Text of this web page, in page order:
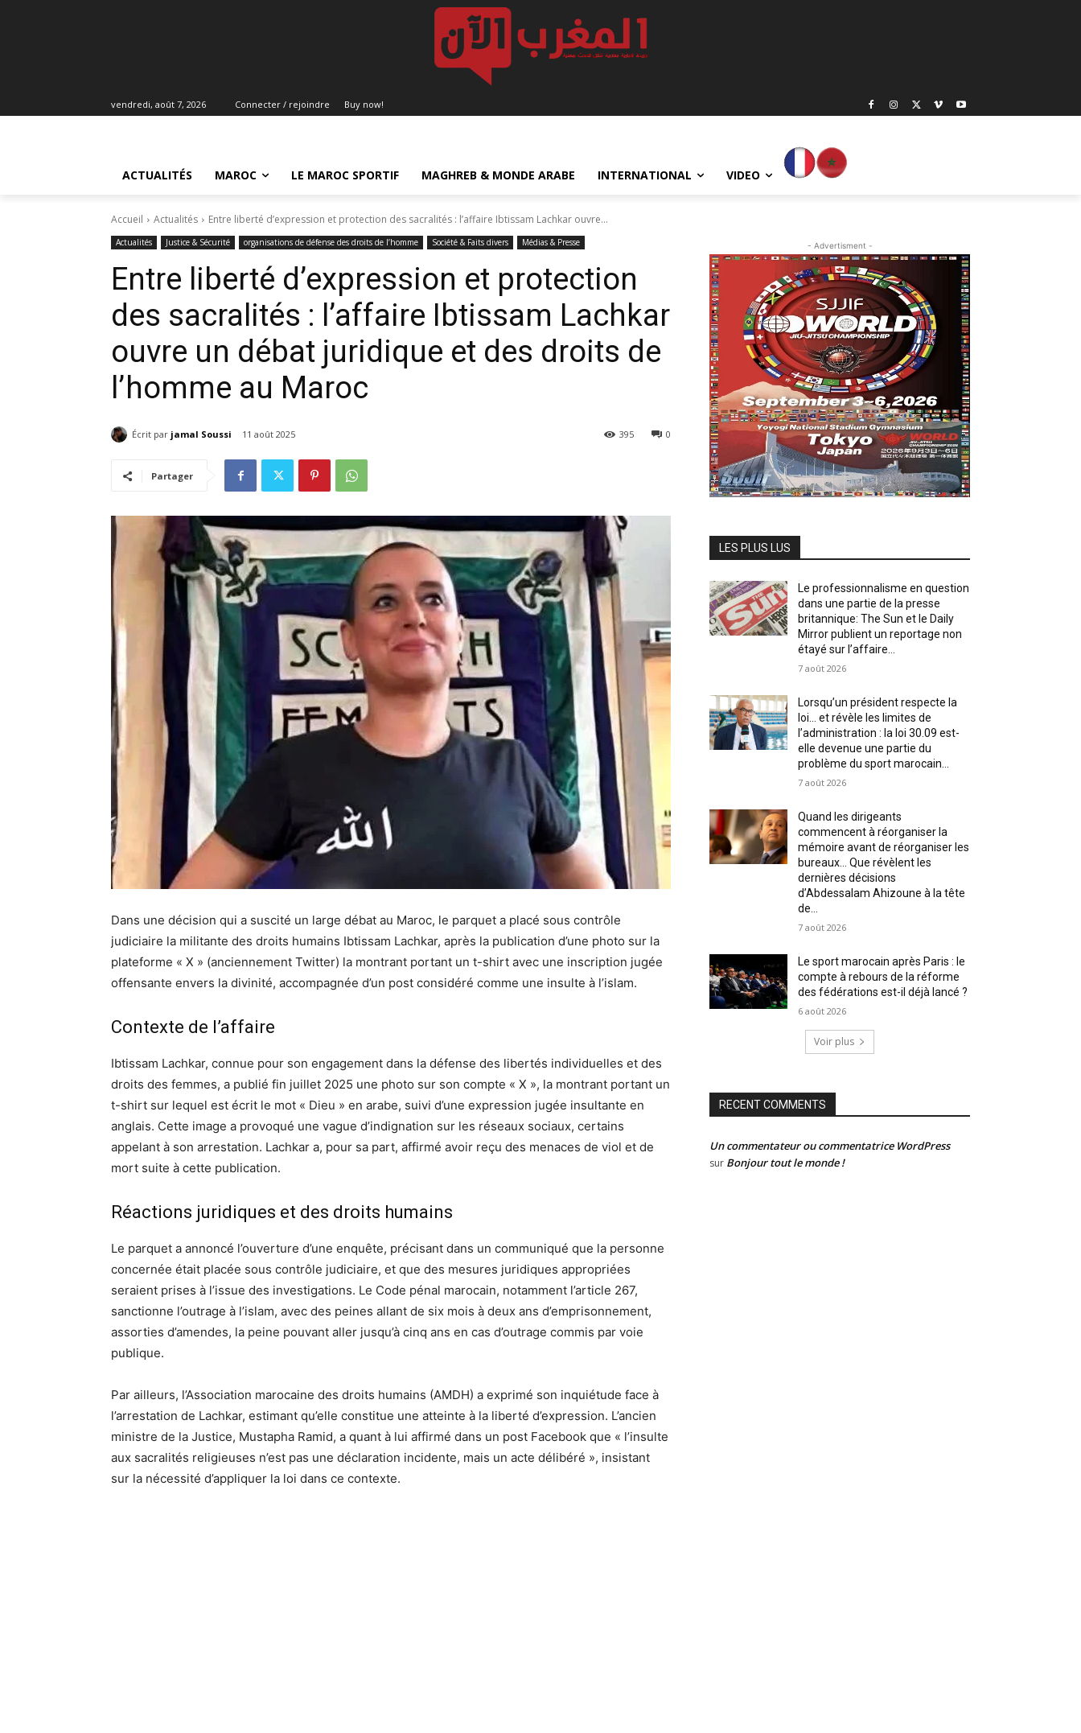
vendredi, août 7, 2026 Connecter / rejoindre Buy now!
ACTUALITÉS MAROC LE MAROC SPORTIF MAGHREB & MONDE ARABE INTERNATIONAL VIDEO
Accueil Actualités Entre liberté d’expression et protection des sacralités : l’affaire Ibtissam Lachkar ouvre...
Actualités Justice & Sécurité organisations de défense des droits de l’homme Société & Faits divers Médias & Presse
Entre liberté d’expression et protection
des sacralités : l’affaire Ibtissam Lachkar
ouvre un débat juridique et des droits de
l’homme au Maroc
Écrit par jamal Soussi 11 août 2025 0
395
Partager
Dans une décision qui a suscité un large débat au Maroc, le parquet a placé sous contrôle
judiciaire la militante des droits humains Ibtissam Lachkar, après la publication d’une photo sur la
plateforme « X » (anciennement Twitter) la montrant portant un t-shirt avec une inscription jugée
offensante envers la divinité, accompagnée d’un post considéré comme une insulte à l’islam.
Contexte de l’affaire
Ibtissam Lachkar, connue pour son engagement dans la défense des libertés individuelles et des
droits des femmes, a publié fin juillet 2025 une photo sur son compte « X », la montrant portant un
t-shirt sur lequel est écrit le mot « Dieu » en arabe, suivi d’une expression jugée insultante en
anglais. Cette image a provoqué une vague d’indignation sur les réseaux sociaux, certains
appelant à son arrestation. Lachkar a, pour sa part, affirmé avoir reçu des menaces de viol et de
mort suite à cette publication.
Réactions juridiques et des droits humains
Le parquet a annoncé l’ouverture d’une enquête, précisant dans un communiqué que la personne
concernée était placée sous contrôle judiciaire, et que des mesures juridiques appropriées
seraient prises à l’issue des investigations. Le Code pénal marocain, notamment l’article 267,
sanctionne l’outrage à l’islam, avec des peines allant de six mois à deux ans d’emprisonnement,
assorties d’amendes, la peine pouvant aller jusqu’à cinq ans en cas d’outrage commis par voie
publique.
Par ailleurs, l’Association marocaine des droits humains (AMDH) a exprimé son inquiétude face à
l’arrestation de Lachkar, estimant qu’elle constitue une atteinte à la liberté d’expression. L’ancien
ministre de la Justice, Mustapha Ramid, a quant à lui affirmé dans un post Facebook que « l’insulte
aux sacralités religieuses n’est pas une déclaration incidente, mais un acte délibéré », insistant
sur la nécessité d’appliquer la loi dans ce contexte.
- Advertisment -
LES PLUS LUS
Le professionnalisme en question
dans une partie de la presse
britannique: The Sun et le Daily
Mirror publient un reportage non
étayé sur l’affaire...
7 août 2026
Lorsqu’un président respecte la
loi… et révèle les limites de
l’administration : la loi 30.09 est-
elle devenue une partie du
problème du sport marocain...
7 août 2026
Quand les dirigeants
commencent à réorganiser la
mémoire avant de réorganiser les
bureaux… Que révèlent les
dernières décisions
d’Abdessalam Ahizoune à la tête
de...
7 août 2026
Le sport marocain après Paris : le
compte à rebours de la réforme
des fédérations est-il déjà lancé ?
6 août 2026
Voir plus
RECENT COMMENTS
Un commentateur ou commentatrice WordPress
sur Bonjour tout le monde !